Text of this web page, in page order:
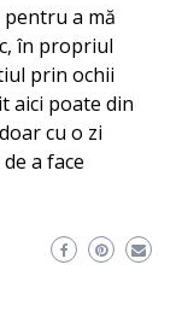
pentru a mă
în propriul
prin ochii
aici poate din
cu o zi
a face